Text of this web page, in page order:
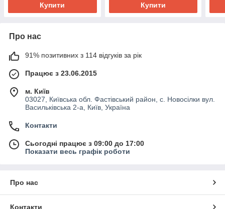
Купити Купити
Про нас
91% позитивних з 114 відгуків за рік
Працює з 23.06.2015
м. Київ
03027, Київська обл. Фастівський район, с. Новосілки вул.
Васильківська 2-а, Київ, Україна
Контакти
Сьогодні працює з 09:00 до 17:00
Показати весь графік роботи
Про нас
Контакти